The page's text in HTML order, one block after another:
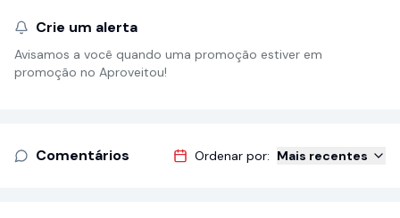
Crie um alerta
Avisamos a você quando uma promoção estiver em
promoção no Aproveitou!
Comentários Ordenar por: Mais recentes